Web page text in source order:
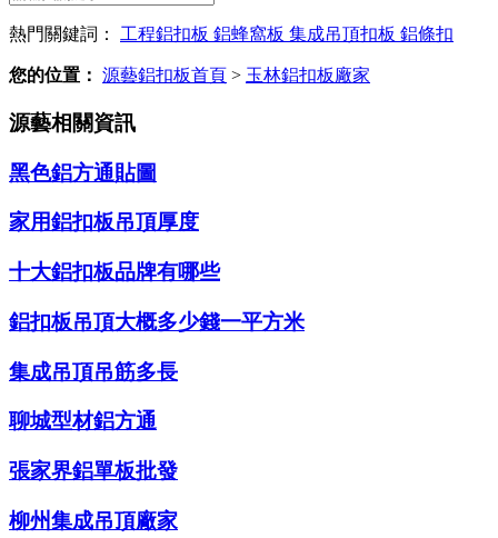
熱門關鍵詞： 工程鋁扣板 鋁蜂窩板 集成吊頂扣板 鋁條扣
您的位置： 源藝鋁扣板首頁 > 玉林鋁扣板廠家
源藝相關資訊
黑色鋁方通貼圖
家用鋁扣板吊頂厚度
十大鋁扣板品牌有哪些
鋁扣板吊頂大概多少錢一平方米
集成吊頂吊筋多長
聊城型材鋁方通
張家界鋁單板批發
柳州集成吊頂廠家